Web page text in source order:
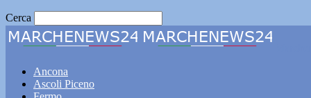
Cerca
Ancona
Ascoli Piceno